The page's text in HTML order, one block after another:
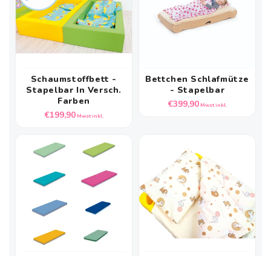
Schaumstoffbett -
Stapelbar In Versch.
Farben
Normaler
€199,90Mwst inkl.
Bettchen Schlafmütze
- Stapelbar
Normaler
€399,90Mwst inkl.